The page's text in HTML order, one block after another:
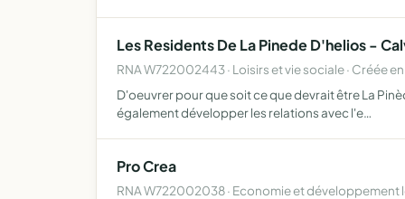
Les Residents De La Pinede D'helios -
RNA W722002443 · Loisirs et vie sociale · Créée
D'oeuvrer pour que soit ce que devrait être La
également développer les relations avec l'e…
Pro Crea
RNA W722002038 · Economie et développement